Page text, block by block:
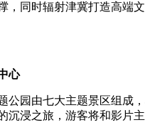
，同时辐射津冀打造高端
心
园由七大主题景区组成，
沉浸之旅，游客将和影片